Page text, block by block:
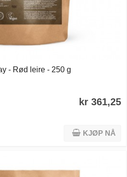
- Rød leire - 250 g
kr 361,25
KJØP NÅ